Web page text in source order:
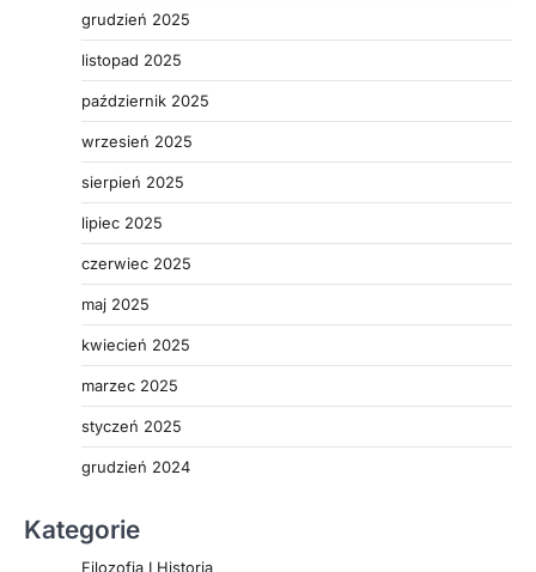
grudzień 2025
listopad 2025
październik 2025
wrzesień 2025
sierpień 2025
lipiec 2025
czerwiec 2025
maj 2025
kwiecień 2025
marzec 2025
styczeń 2025
grudzień 2024
Kategorie
Filozofia I Historia